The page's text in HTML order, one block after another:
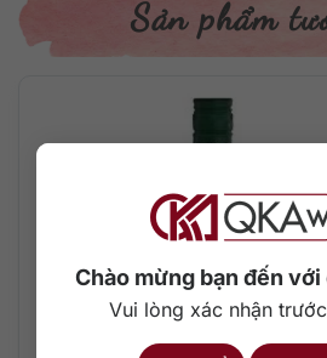
Chào mừng bạn đến
Vui lòng xác nhận
Xuất xứ: Hà Lan
Thương hiệu: Bols
Dung tích: 700 ml
Màu sắc: Trong suốt
Mô tả hương vị rượu và
Rượu trong suốt thuần khiết tỏa ra
nét với hương vị điển hình của cây
cây bạch chỉ, vỏ cây Cassia và vỏ
Sản phẩm